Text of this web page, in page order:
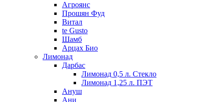
Агроянс
Прошян Фуд
Витал
te Gusto
Шамб
Арцах Био
Лимонад
Дарбас
Лимонад 0,5 л. Стекло
Лимонад 1,25 л. ПЭТ
Ануш
Ани